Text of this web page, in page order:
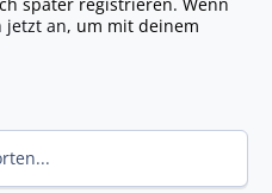
jetzt an, um mit deinem